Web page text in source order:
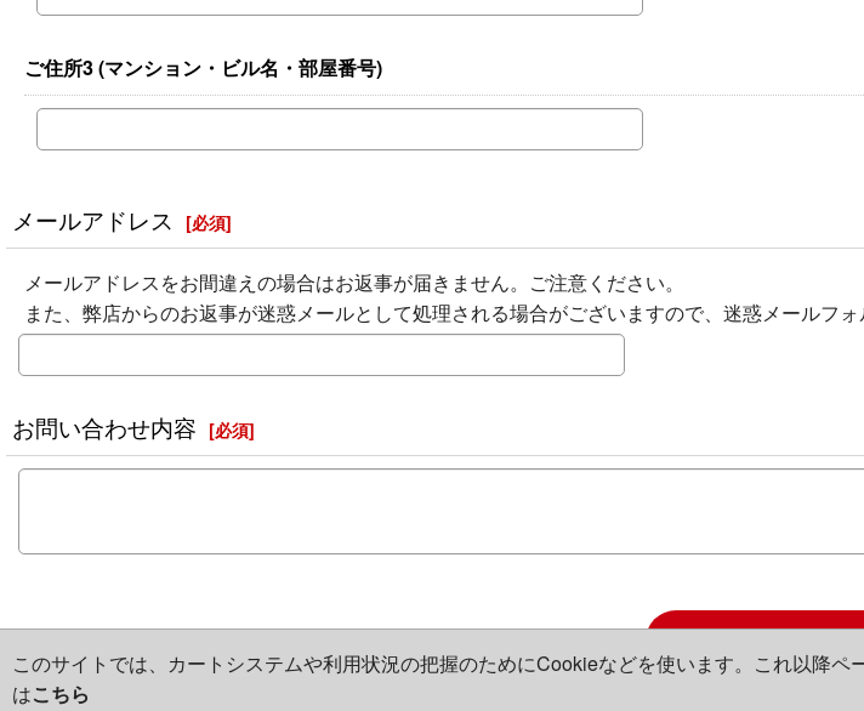
ご住所3(マンション・ビル名・部屋番号)
メールアドレス [必須]
メールアドレスをお間違えの場合はお返事が届きません。ご注意ください。
また、弊店からのお返事が迷惑メールとして処理される場合がございますので、迷惑メールフォ
お問い合わせ内容 [必須]
確認画面
このサイトでは、カートシステムや利用状況の把握のためにCookieなどを使います。これ以降
はこちら